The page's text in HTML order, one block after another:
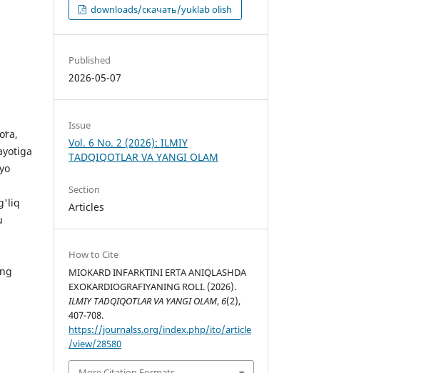
downloads/скачать/yuklab olish
Published
2026-05-07
Issue
Vol. 6 No. 2 (2026): ILMIY
TADQIQOTLAR VA YANGI OLAM
Section
Articles
How to Cite
MIOKARD INFARKTINI ERTA ANIQLASHDA
EXOKARDIOGRAFIYANING ROLI. (2026).
ILMIY TADQIQOTLAR VA YANGI OLAM,6(2),
407-708.
https://journalss.org/index.php/ito/article
/view/28580